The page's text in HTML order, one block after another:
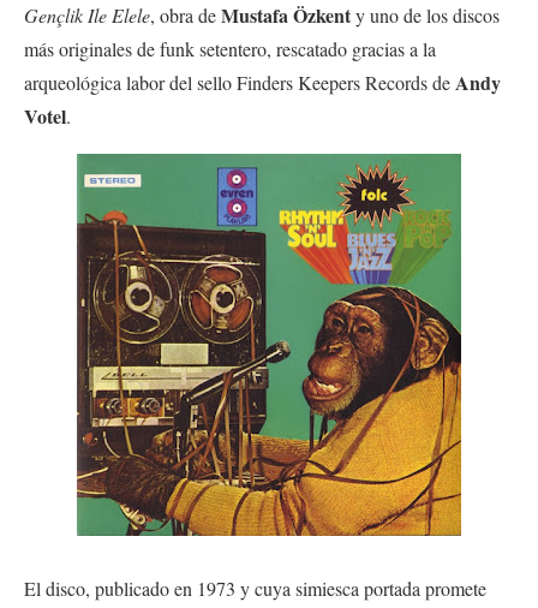
Gençlik Ile Elele, obra deMustafa Özkenty uno de los discos
más originales de funk setentero, rescatado gracias a la
arqueológica labor del sello Finders Keepers Records deAndy
Votel.
El disco, publicado en 1973 y cuya simiesca portada promete